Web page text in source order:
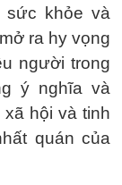
sức khỏe và
ra hy vọng
người trong
ý nghĩa và
hội và tinh
quán của